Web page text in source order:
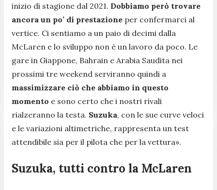
inizio di stagione dal 2021. Dobbiamo però trovare
ancora un po’ di prestazione per confermarci al
vertice. Ci sentiamo a un paio di decimi dalla
McLaren e lo sviluppo non è un lavoro da poco. Le
gare in Giappone, Bahrain e Arabia Saudita nei
prossimi tre weekend serviranno quindi a
massimizzare ciò che abbiamo in questo
momento e sono certo che i nostri rivali
rialzeranno la testa. Suzuka, con le sue curve veloci
e le variazioni altimetriche, rappresenta un test
attendibile sia per il pilota che per la vettura».
Suzuka, tutti contro la McLaren